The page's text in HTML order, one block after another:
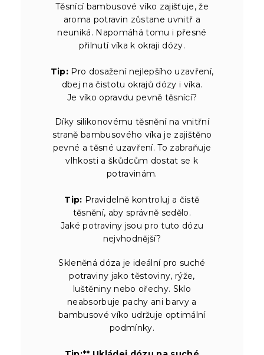
Těsnící bambusové víko zajišťuje, že
aroma potravin zůstane uvnitř a
neuniká. Napomáhá tomu i přesné
přilnutí víka k okraji dózy.
Tip: Pro dosažení nejlepšího uzavření,
dbej na čistotu okrajů dózy i víka.
Je víko opravdu pevně těsnící?
Díky silikonovému těsnění na vnitřní
straně bambusového víka je zajištěno
pevné a těsné uzavření. To zabraňuje
vlhkosti a škůdcům dostat se k
potravinám.
Tip: Pravidelně kontroluj a čistě
těsnění, aby správně sedělo.
Jaké potraviny jsou pro tuto dózu
nejvhodnější?
Skleněná dóza je ideální pro suché
potraviny jako těstoviny, rýže,
luštěniny nebo ořechy. Sklo
neabsorbuje pachy ani barvy a
bambusové víko udržuje optimální
podmínky.